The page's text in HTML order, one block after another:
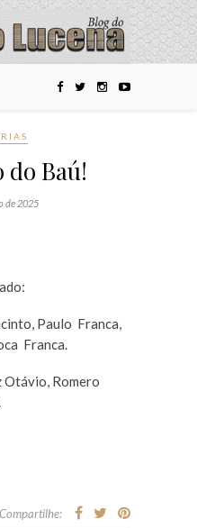
do Baú!
de 2025
Paulo Franca,
Franca.
Otávio, Romero
Compartilhe: